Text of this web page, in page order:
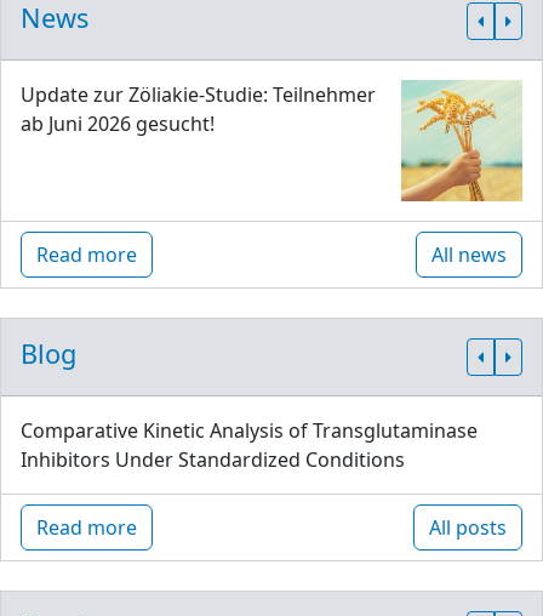
News
Update zur Zöliakie-Studie: Teilnehmer
ab Juni 2026 gesucht!
Read more All news
Blog
Comparative Kinetic Analysis of Transglutaminase
Inhibitors Under Standardized Conditions
Read more All posts